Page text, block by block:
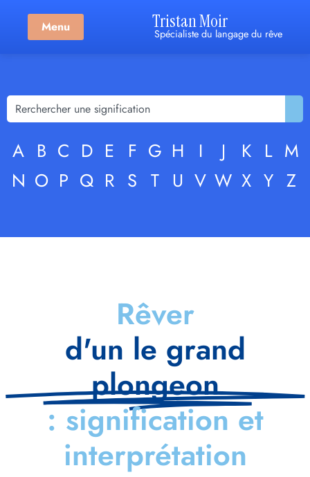
Menu Tristan Moir
Spécialiste du langage du rêve
A B C D E F G H I J K L M
N O P Q R S T U V W X Y Z
Rêver
d'un le grand
plongeon
: signification et
interprétation